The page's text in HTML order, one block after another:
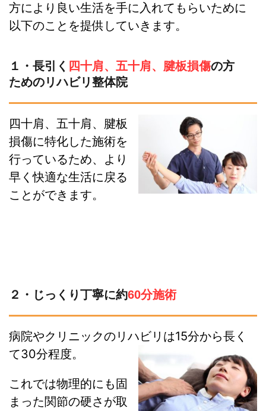
方により良い生活を手に入れてもらいために
以下のことを提供していきます。
１・長引く 四十肩、五十肩、腱板損傷の方
ためのリハビリ整体院
四十肩、五十肩、腱板
損傷に特化した施術を
行っているため、より
早く快適な生活に戻る
ことができます。
２・じっくり丁寧に約60分施術
病院やクリニックのリハビリは15分から長く
て30分程度。
これでは物理的にも固
まった関節の硬さが取